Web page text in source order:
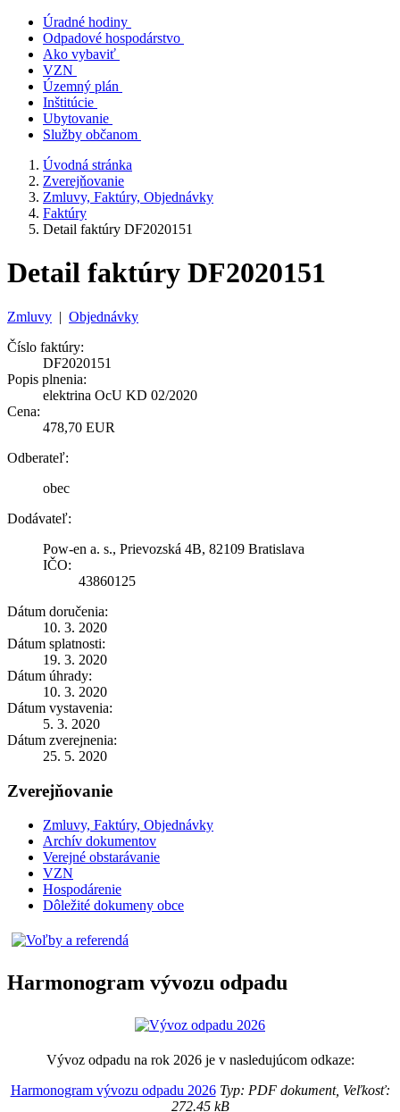
Úradné hodiny
Odpadové hospodárstvo
Ako vybaviť
VZN
Územný plán
Inštitúcie
Ubytovanie
Služby občanom
Úvodná stránka
Zverejňovanie
Zmluvy, Faktúry, Objednávky
Faktúry
Detail faktúry DF2020151
Detail faktúry DF2020151
Zmluvy | Objednávky
Číslo faktúry:
DF2020151
Popis plnenia:
elektrina OcU KD 02/2020
Cena:
478,70 EUR
Odberateľ:
obec
Dodávateľ:
Pow-en a. s., Prievozská 4B, 82109 Bratislava
IČO:
43860125
Dátum doručenia:
10. 3. 2020
Dátum splatnosti:
19. 3. 2020
Dátum úhrady:
10. 3. 2020
Dátum vystavenia:
5. 3. 2020
Dátum zverejnenia:
25. 5. 2020
Zverejňovanie
Zmluvy, Faktúry, Objednávky
Archív dokumentov
Verejné obstarávanie
VZN
Hospodárenie
Dôležité dokumeny obce
Harmonogram vývozu odpadu
Vývoz odpadu na rok 2026 je v nasledujúcom odkaze:
Harmonogram vývozu odpadu 2026Typ: PDF dokument, Veľkosť:
272.45 kB